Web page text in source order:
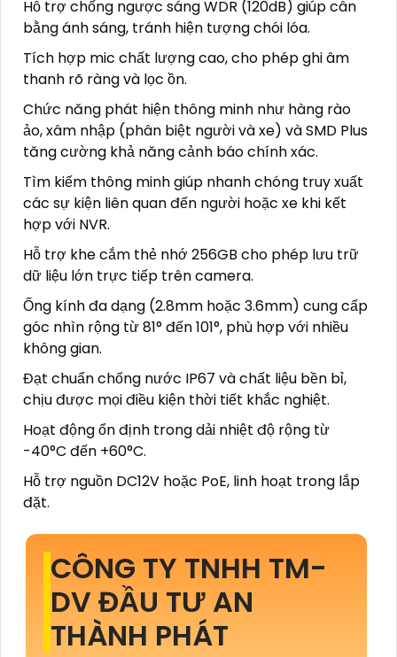
Hỗ trợ chống ngược sáng WDR (120dB) giúp cân
bằng ánh sáng, tránh hiện tượng chói lóa.
Tích hợp mic chất lượng cao, cho phép ghi âm
thanh rõ ràng và lọc ồn.
Chức năng phát hiện thông minh như hàng rào
ảo, xâm nhập (phân biệt người và xe) và SMD Plus
tăng cường khả năng cảnh báo chính xác.
Tìm kiếm thông minh giúp nhanh chóng truy xuất
các sự kiện liên quan đến người hoặc xe khi kết
hợp với NVR.
Hỗ trợ khe cắm thẻ nhớ 256GB cho phép lưu trữ
dữ liệu lớn trực tiếp trên camera.
Ống kính đa dạng (2.8mm hoặc 3.6mm) cung cấp
góc nhìn rộng từ 81° đến 101°, phù hợp với nhiều
không gian.
Đạt chuẩn chống nước IP67 và chất liệu bền bỉ,
chịu được mọi điều kiện thời tiết khắc nghiệt.
Hoạt động ổn định trong dải nhiệt độ rộng từ
-40°C đến +60°C.
Hỗ trợ nguồn DC12V hoặc PoE, linh hoạt trong lắp
đặt.
CÔNG TY TNHH TM-
DV ĐẦU TƯ AN
THÀNH PHÁT